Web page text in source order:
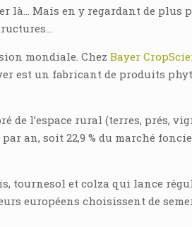
là… Mais en y regardant de plus
mondiale. ChezBayer
est un fabricant de produits
de l’espace rural (terres, prés,
an, soit 22,9 % du marché
tournesol et colza qui lance
européens choisissent de